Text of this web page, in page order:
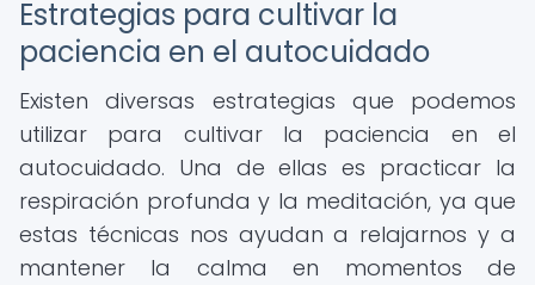
Estrategias para cultivar la
paciencia en el autocuidado
Existen diversas estrategias que podemos
utilizar para cultivar la paciencia en el
autocuidado. Una de ellas es practicar la
respiración profunda y la meditación, ya que
estas técnicas nos ayudan a relajarnos y a
mantener la calma en momentos de